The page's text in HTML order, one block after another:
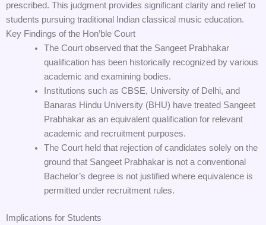
prescribed. This judgment provides significant clarity and relief to
students pursuing traditional Indian classical music education.
Key Findings of the Hon’ble Court
The Court observed that the Sangeet Prabhakar
qualification has been historically recognized by various
academic and examining bodies.
Institutions such as CBSE, University of Delhi, and
Banaras Hindu University (BHU) have treated Sangeet
Prabhakar as an equivalent qualification for relevant
academic and recruitment purposes.
The Court held that rejection of candidates solely on the
ground that Sangeet Prabhakar is not a conventional
Bachelor’s degree is not justified where equivalence is
permitted under recruitment rules.
Implications for Students